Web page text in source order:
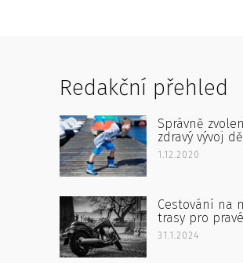
Redakční přehled
Správně
zdravý vývoj
1.12.2020
Cestování na
trasy pro
31.1.2024